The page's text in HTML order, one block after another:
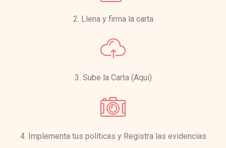
2. Llena y firma la carta
3. Sube la Carta (Aqui)
4. Implementa tus políticas y Registra las evidencias